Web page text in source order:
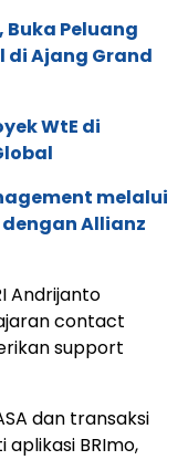
Buka Peluang
di Ajang Grand
WtE di
melalui
Allianz
Andrijanto
contact
support
dan transaksi
BRImo,